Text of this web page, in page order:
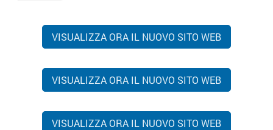
VISUALIZZA ORA IL NUOVO SITO WEB
VISUALIZZA ORA IL NUOVO SITO WEB
VISUALIZZA ORA IL NUOVO SITO WEB